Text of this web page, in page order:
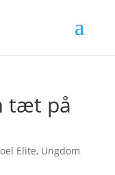
tæt på
Elite, Ungdom